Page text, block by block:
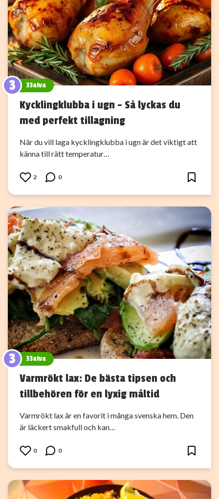
3 33alva
Kycklingklubba i ugn – Så lyckas du
med perfekt tillagning
När du vill laga kycklingklubba i ugn är det viktigt att
känna till rätt temperatur…
2 0
3 33alva
Varmrökt lax: De bästa tipsen och
tillbehören för en lyxig måltid
Varmrökt lax är en favorit i många svenska hem. Den
är läckert smakfull och kan…
0 0